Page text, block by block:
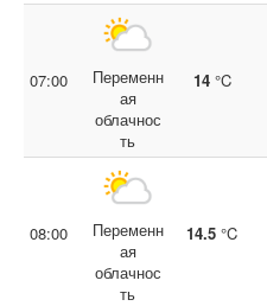
07:00
Переменн
ая
облачнос
ть
14°C
08:00
Переменн
ая
облачнос
ть
14.5 °C